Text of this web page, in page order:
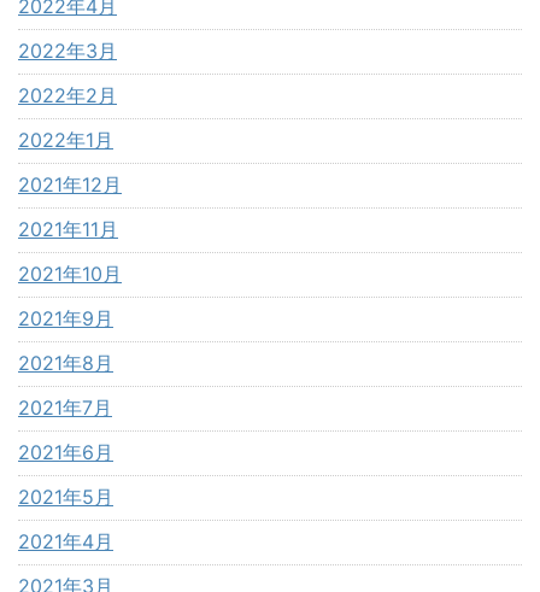
2022年4月
2022年3月
2022年2月
2022年1月
2021年12月
2021年11月
2021年10月
2021年9月
2021年8月
2021年7月
2021年6月
2021年5月
2021年4月
2021年3月